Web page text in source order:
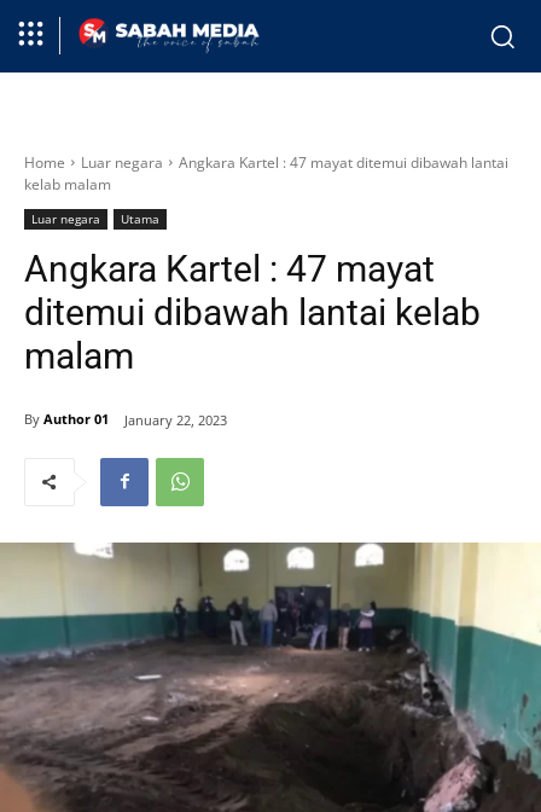
Home Luar negara
Angkara Kartel : 47 mayat ditemui dibawah lantai
kelab malam
Luar negara Utama
Angkara Kartel : 47 mayat
ditemui dibawah lantai kelab
malam
By Author 01 January 22, 2023